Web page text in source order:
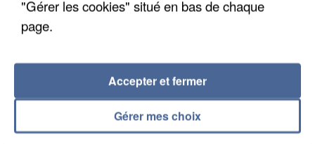
L’UN DES FONDATEURS SUPPOSÉS DE LA DZ
MAFIA INTERPELLÉ EN ALGÉRIE
"Gérer les cookies" situé en bas de chaque
page.
Gérer mes choix
Accepter et fermer